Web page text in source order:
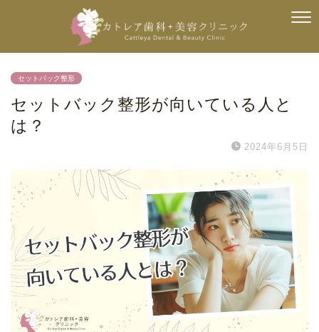
セットバック整形
セットバック整形が向いている人と
は？
2024年6月5日